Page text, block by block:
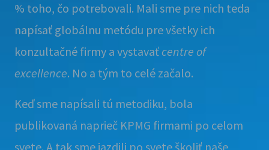
% toho, čo potrebovali. Mali sme pre nich teda
napísať globálnu metódu pre všetky ich
konzultačné firmy a vystavaťcentre of
excellence. No a tým to celé začalo.
Keď sme napísali tú metodiku, bola
publikovaná naprieč KPMG firmami po celom
svete. A tak sme jazdili po svete školiť naše